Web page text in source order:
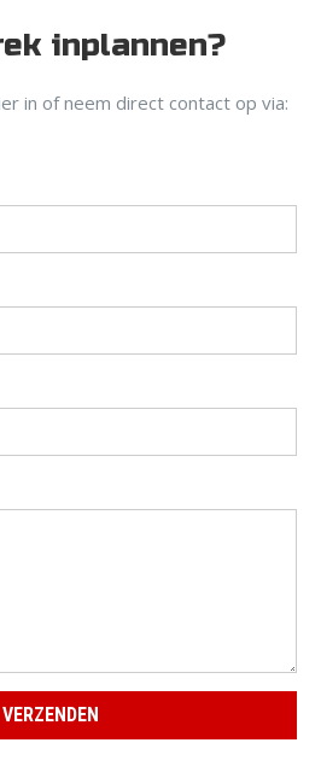
inplannen?
in of neem direct contact op via:
VERZENDEN